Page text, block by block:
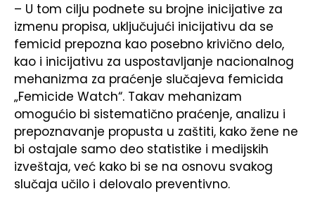
– U tom cilju podnete su brojne inicijative za
izmenu propisa, uključujući inicijativu da se
femicid prepozna kao posebno krivično delo,
kao i inicijativu za uspostavljanje nacionalnog
mehanizma za praćenje slučajeva femicida
„Femicide Watch“. Takav mehanizam
omogućio bi sistematično praćenje, analizu i
prepoznavanje propusta u zaštiti, kako žene ne
bi ostajale samo deo statistike i medijskih
izveštaja, već kako bi se na osnovu svakog
slučaja učilo i delovalo preventivno.